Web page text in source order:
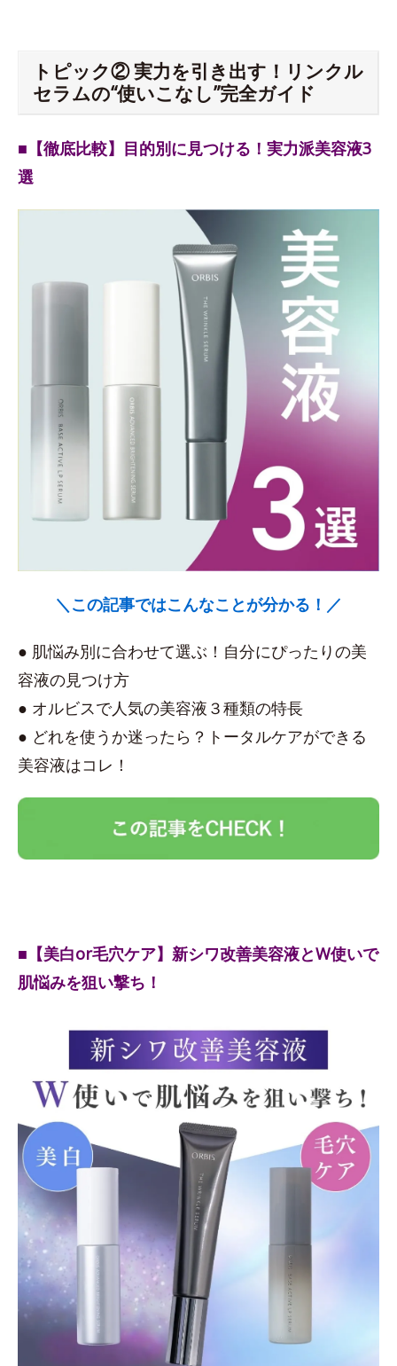
トピック② 実力を引き出す！リンクル
セラムの“使いこなし”完全ガイド
■【徹底比較】目的別に見つける！実力派美容液3
選
＼この記事ではこんなことが分かる！／
● 肌悩み別に合わせて選ぶ！自分にぴったりの美
容液の見つけ方
● オルビスで人気の美容液３種類の特長
● どれを使うか迷ったら？トータルケアができる
美容液はコレ！
■【美白or毛穴ケア】新シワ改善美容液とW使いで
肌悩みを狙い撃ち！